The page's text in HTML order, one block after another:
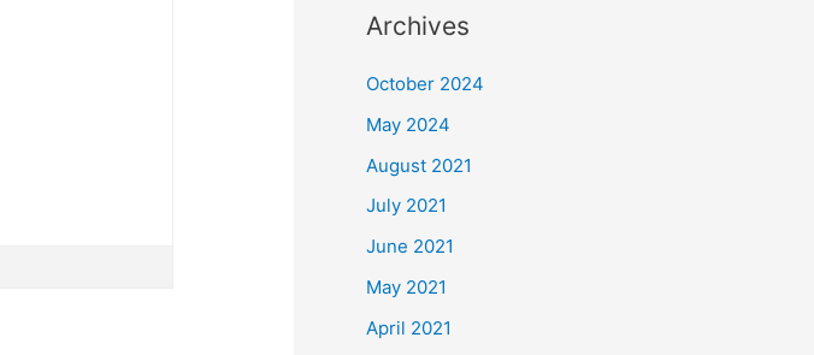
Archives
October 2024
May 2024
August 2021
July 2021
June 2021
May 2021
April 2021